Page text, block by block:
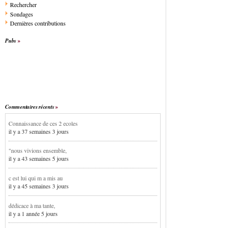
Rechercher
Sondages
Dernières contributions
Pubs
Commentaires récents
Connaissance de ces 2 ecoles
il y a 37 semaines 3 jours
"nous vivions ensemble,
il y a 43 semaines 5 jours
c est lui qui m a mis au
il y a 45 semaines 3 jours
dédicace à ma tante,
il y a 1 année 5 jours